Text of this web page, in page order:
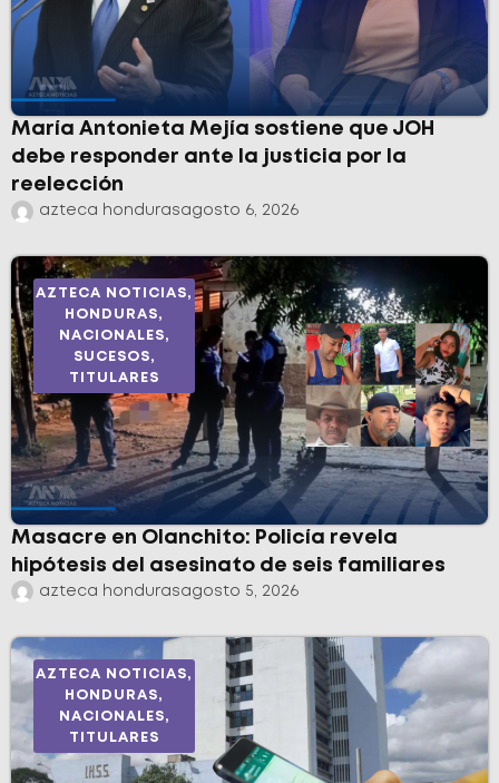
María Antonieta Mejía sostiene que JOH
debe responder ante la justicia por la
reelección
azteca hondurasagosto 6, 2026
AZTECA NOTICIAS,
HONDURAS,
NACIONALES,
SUCESOS,
TITULARES
Masacre en Olanchito: Policía revela
hipótesis del asesinato de seis familiares
azteca hondurasagosto 5, 2026
AZTECA NOTICIAS,
HONDURAS,
NACIONALES,
TITULARES